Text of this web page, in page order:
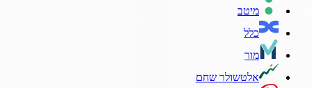
מיטב
כלל
מור
אלטשולר שחם